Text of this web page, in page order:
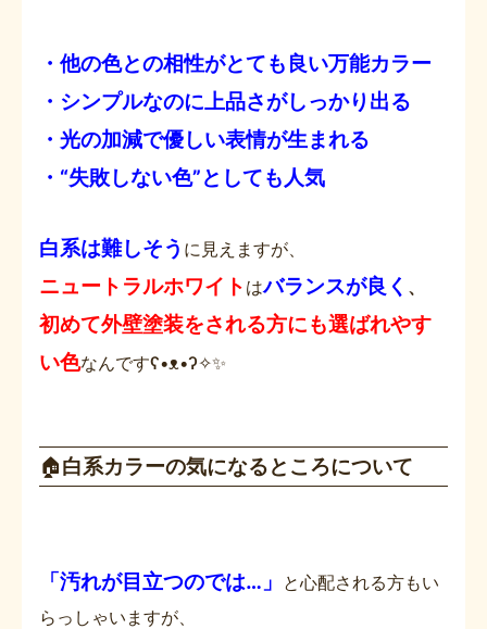
・他の色との相性がとても良い万能カラー
・シンプルなのに上品さがしっかり出る
・光の加減で優しい表情が生まれる
・“失敗しない色”としても人気
白系は難しそう に見えますが、
ニュートラルホワイト はバランスが良く 、
初めて外壁塗装をされる方にも選ばれやす
い色なんですʕ•ᴥ•ʔ✧✨
🏠白系カラーの気になるところについて
「汚れが目立つのでは…」 と心配される方もい
らっしゃいますが、